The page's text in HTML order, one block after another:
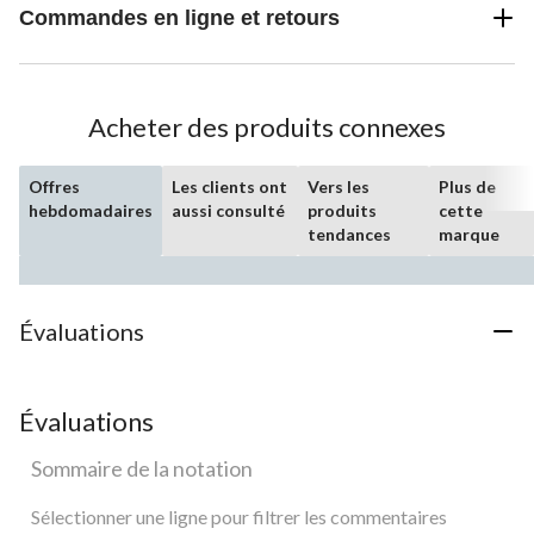
Commandes en ligne et retours
Acheter des produits connexes
Offres
hebdomadaires
Les clients ont
aussi consulté
Vers les
produits
tendances
Plus de
cette
marque
Évaluations
Évaluations
Sommaire de la notation
Sélectionner une ligne pour filtrer les commentaires